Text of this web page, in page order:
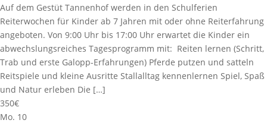
Auf dem Gestüt Tannenhof werden in den Schulferien
Reiterwochen für Kinder ab 7 Jahren mit oder ohne Reiterfahrung
angeboten. Von 9:00 Uhr bis 17:00 Uhr erwartet die Kinder ein
abwechslungsreiches Tagesprogramm mit: Reiten lernen (Schritt,
Trab und erste Galopp-Erfahrungen) Pferde putzen und satteln
Reitspiele und kleine Ausritte Stallalltag kennenlernen Spiel, Spaß
und Natur erleben Die […]
350€
Mo. 10